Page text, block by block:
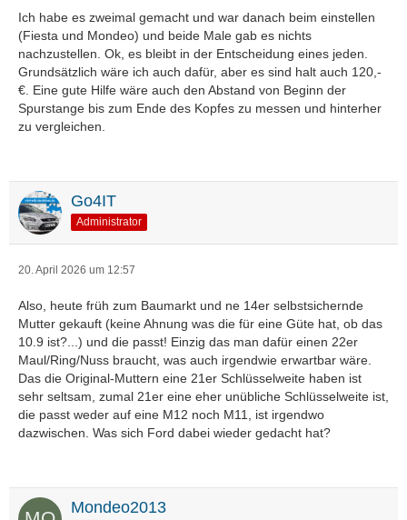
Ich habe es zweimal gemacht und war danach beim einstellen
(Fiesta und Mondeo) und beide Male gab es nichts
nachzustellen. Ok, es bleibt in der Entscheidung eines jeden.
Grundsätzlich wäre ich auch dafür, aber es sind halt auch 120,-
€. Eine gute Hilfe wäre auch den Abstand von Beginn der
Spurstange bis zum Ende des Kopfes zu messen und hinterher
zu vergleichen.
Go4IT
Administrator
20. April 2026 um 12:57
Also, heute früh zum Baumarkt und ne 14er selbstsichernde
Mutter gekauft (keine Ahnung was die für eine Güte hat, ob das
10.9 ist?...) und die passt! Einzig das man dafür einen 22er
Maul/Ring/Nuss braucht, was auch irgendwie erwartbar wäre.
Das die Original-Muttern eine 21er Schlüsselweite haben ist
sehr seltsam, zumal 21er eine eher unübliche Schlüsselweite ist,
die passt weder auf eine M12 noch M11, ist irgendwo
dazwischen. Was sich Ford dabei wieder gedacht hat?
Mondeo2013